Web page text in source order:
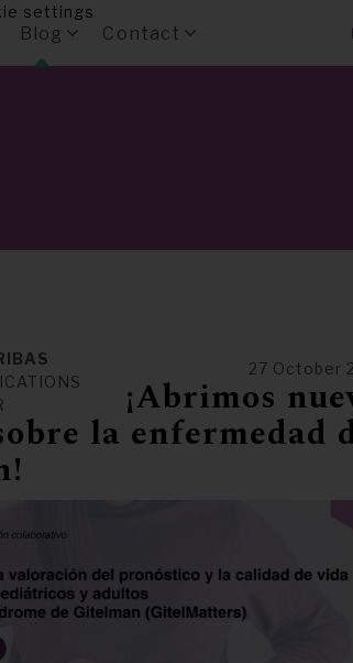
Blog Contact
27 October
¡Abrimos
la enfermedad
settings